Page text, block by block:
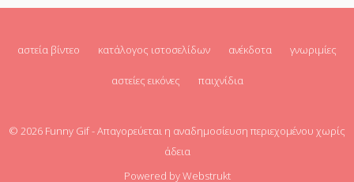
αστεία βίντεο κατάλογος ιστοσελίδων ανέκδοτα γνωριμίες
αστείες εικόνες παιχνίδια
© 2026 Funny Gif- Απαγορεύεται η αναδημοσίευση περιεχομένου χωρίς
άδεια
Powered byWebstrukt